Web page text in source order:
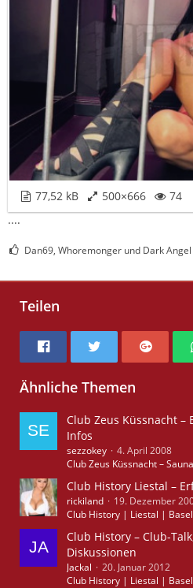
77,52 kB 500×666
74
....
Dan69, Whoremonger und Dark
Teilen
Ähnliche Themen
Club Zeus Küssnacht
Infos
sezzokey
4. April 2008
Club Zeus Küssnacht –
Club History Liestal –
rickiland
19. Dezember
Club History | Liestal | Basel
Club History – Club-
Diskussionen
Jackal
20. Januar 2012
Club History | Liestal | Basel